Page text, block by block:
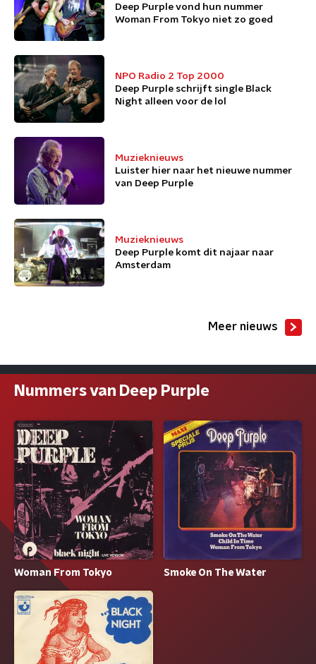
Deep Purple vond hun nummer
Woman From Tokyo niet zo goed
NPO Radio 2 Top 2000
Deep Purple schrijft single Black
Night alleen voor de lol
Muzieknieuws
Luister hier naar het nieuwe nummer
van Deep Purple
Muzieknieuws
Deep Purple komt dit najaar naar
Amsterdam
Meer nieuws
Nummers van Deep Purple
Woman From Tokyo Smoke On The Water